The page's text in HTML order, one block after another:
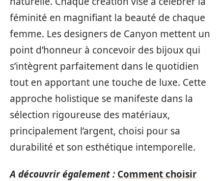
féminité en magnifiant la beauté de chaque
femme. Les designers de Canyon mettent un
point d’honneur à concevoir des bijoux qui
s’intègrent parfaitement dans le quotidien
tout en apportant une touche de luxe. Cette
approche holistique se manifeste dans la
sélection rigoureuse des matériaux,
principalement l’argent, choisi pour sa
durabilité et son esthétique intemporelle.
A découvrir également : Comment choisir